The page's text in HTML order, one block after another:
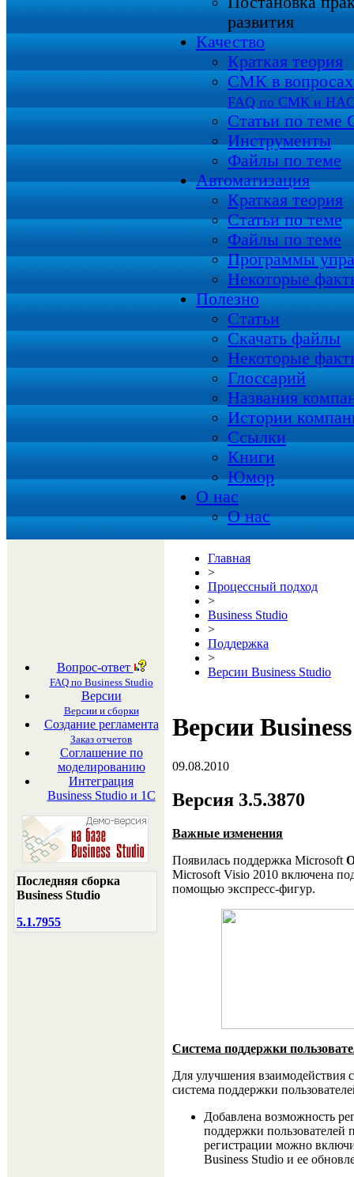
развития
Качество
Краткая теория
СМК в вопросах
FAQ по СМК и
Статьи по
Инструменты
Файлы по теме
Автоматизация
Краткая теория
Статьи по теме
Файлы по теме
Программы
Некоторые
Полезно
Статьи
Скачать файлы
Некоторые
Глоссарий
Названия
Истории
Ссылки
Книги
Юмор
О нас
О нас
Вопрос-ответ
FAQ по Business Studio
Версии
Версии и сборки
Создание регламента
Заказ отчетов
Соглашение по
моделированию
Интеграция
Business Studio и 1С
Последняя сборка
Business Studio
5.1.7955
Главная
>
Процессный подход
>
Business Studio
>
Поддержка
>
Версии Business Studio
Версии
09.08.2010
Версия 3.5.3870
Важные изменения
Появилась поддержка Microsoft
Microsoft Visio 2010 включена
помощью экспресс-фигур.
Система поддержки
Для улучшения взаимодействия
система поддержки
Добавлена возможность
поддержки
регистрации можно
Business Studio и ее